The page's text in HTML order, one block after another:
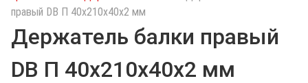
о
правый DB П 40х210х40х2 мм
Держатель балки правый
DB П 40х210х40х2 мм